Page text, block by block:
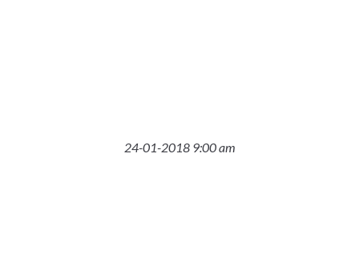
24-01-2018 9:00 am